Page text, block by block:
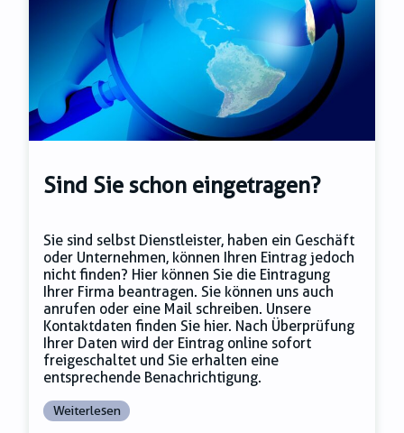
Sind Sie schon eingetragen?
Sie sind selbst Dienstleister, haben ein Geschäft
oder Unternehmen, können Ihren Eintrag jedoch
nicht finden? Hier können Sie die Eintragung
Ihrer Firma beantragen. Sie können uns auch
anrufen oder eine Mail schreiben. Unsere
Kontaktdaten finden Sie hier. Nach Überprüfung
Ihrer Daten wird der Eintrag online sofort
freigeschaltet und Sie erhalten eine
entsprechende Benachrichtigung.
Weiterlesen